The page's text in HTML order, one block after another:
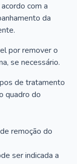
com a
da
por remover o
se necessário.
de tratamento
quadro do
remoção do
ser indicada a